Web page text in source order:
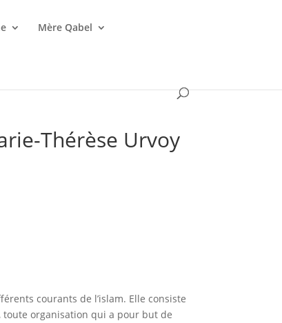
Mère Qabel
Thérèse Urvoy
courants de l’islam. Elle consiste
toute organisation qui a pour but de